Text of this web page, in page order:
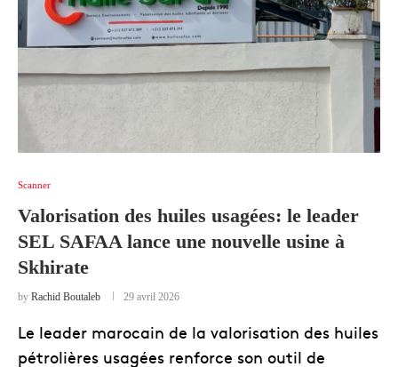
Scanner
Valorisation des huiles usagées: le leader
SEL SAFAA lance une nouvelle usine à
Skhirate
by Rachid Boutaleb 29 avril 2026
Le leader marocain de la valorisation des huiles
pétrolières usagées renforce son outil de